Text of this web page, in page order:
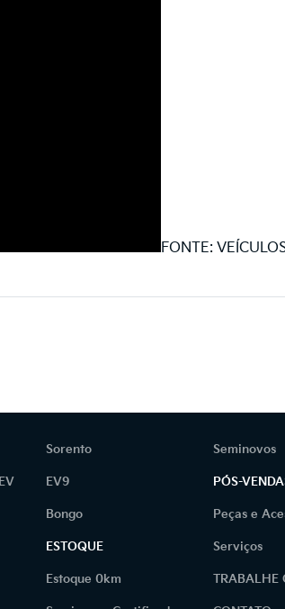
FONTE:
Sorento
EV9
Bongo
ESTOQUE
Estoque 0km
Seminovos
PÓS-
Peças e
Serviços
TRABALHE